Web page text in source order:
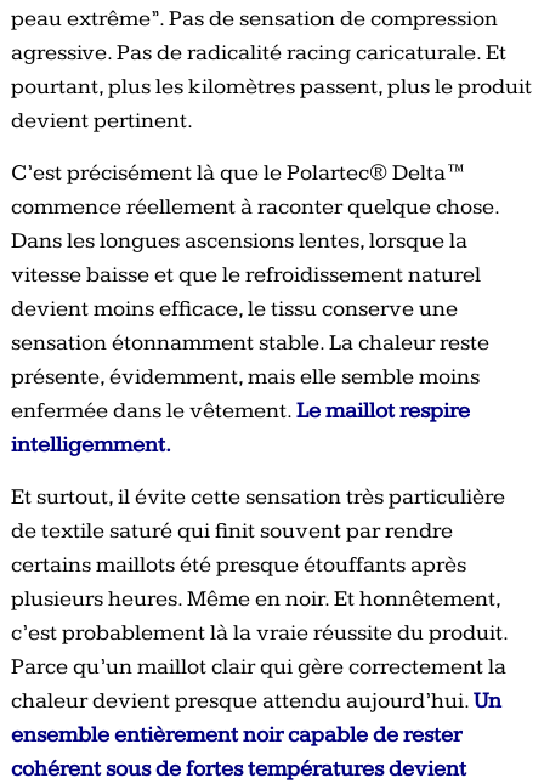
peau extrême”. Pas de sensation de compression
agressive. Pas de radicalité racing caricaturale. Et
pourtant, plus les kilomètres passent, plus le produit
devient pertinent.
C’est précisément là que le Polartec® Delta™
commence réellement à raconter quelque chose.
Dans les longues ascensions lentes, lorsque la
vitesse baisse et que le refroidissement naturel
devient moins efficace, le tissu conserve une
sensation étonnamment stable. La chaleur reste
présente, évidemment, mais elle semble moins
enfermée dans le vêtement.Le maillot respire
intelligemment.
Et surtout, il évite cette sensation très particulière
de textile saturé qui finit souvent par rendre
certains maillots été presque étouffants après
plusieurs heures. Même en noir. Et honnêtement,
c’est probablement là la vraie réussite du produit.
Parce qu’un maillot clair qui gère correctement la
chaleur devient presque attendu aujourd’hui.Un
ensemble entièrement noir capable de rester
cohérent sous de fortes températures devient